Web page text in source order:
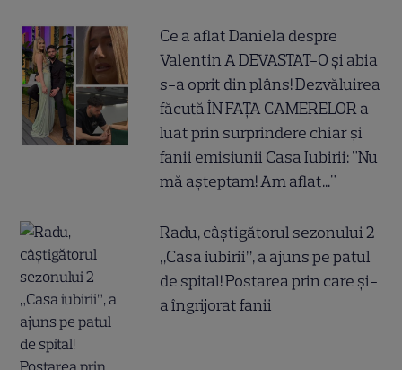
Ce a aflat Daniela despre
Valentin A DEVASTAT-O și abia
s-a oprit din plâns! Dezvăluirea
făcută ÎN FAȚA CAMERELOR a
luat prin surprindere chiar și
fanii emisiunii Casa Iubirii: "Nu
mă așteptam! Am aflat..."
Radu, câștigătorul sezonului 2
„Casa iubirii”, a ajuns pe patul
de spital! Postarea prin care și-
a îngrijorat fanii